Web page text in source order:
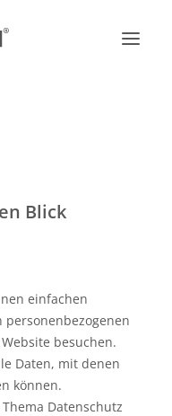
Blick
einfachen
besuchen.
Daten, mit denen
können.
Datenschutz